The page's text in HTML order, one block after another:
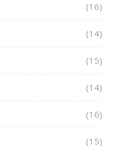
(16)
(14)
(15)
(14)
(16)
(15)